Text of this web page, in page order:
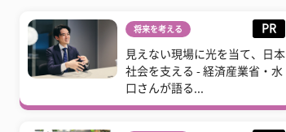
将来を考える PR
見えない現場に光を当て、日本
社会を支える - 経済産業省・水
口さんが語る...